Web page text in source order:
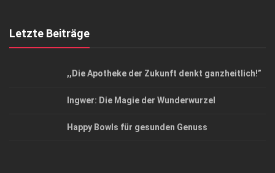
Letzte Beiträge
,,Die Apotheke der Zukunft denkt ganzheitlich!”
Ingwer: Die Magie der Wunderwurzel
Happy Bowls für gesunden Genuss